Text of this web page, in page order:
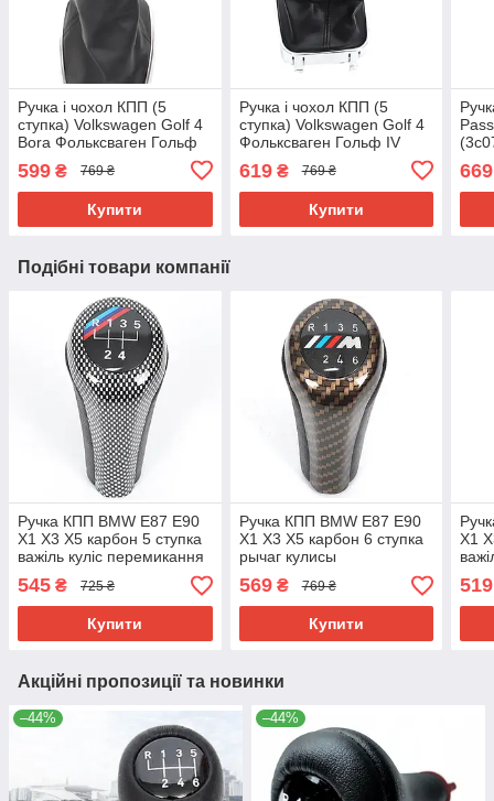
Ручка і чохол КПП (5
ступка) Volkswagen Golf 4
Bora Фольксваген Гольф
перемикання передач
1J0711113
599 ₴ 769 ₴
Купити
Ручка і чохол КПП (5
ступка) Volkswagen Golf 4
Фольксваген Гольф IV
передач 1J0711113
619₴ 769 ₴
Купити
669
Подібні товари компанії
Ручка КПП BMW E87 E90
X1 X3 X5 карбон 5 ступка
важіль куліс перемикання
передач 25117550685
545 ₴ 725 ₴
Купити
Ручка КПП BMW E87 E90
X1 X3 X5 карбон 6 ступка
рычаг кулисы
переключения передач
25117550685
569₴ 769 ₴
Купити
X1
519
Акційні пропозиції та новинки
–44% –44%